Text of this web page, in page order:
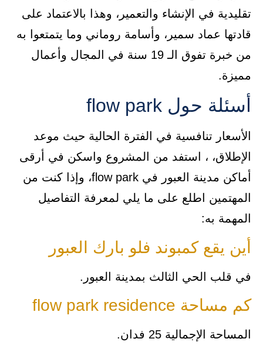
تقليدية في الإنشاء والتعمير، وهذا بالاعتماد على
قادتها عماد سمير، وأسامة روماني وما يتمتعوا به
من خبرة تفوق الـ 19 سنة في المجال وأعمال
مميزة.
أسئلة حول flow park
الأسعار تنافسية في الفترة الحالية حيث موعد
الإطلاق، ، استفد من المشروع واسكن في أرقى
أماكن مدينة العبور في flow park، وإذا كنت من
المهتمين اطلع على ما يلي لمعرفة التفاصيل
المهمة به:
أين يقع كمبوند فلو بارك العبور
في قلب الحي الثالث بمدينة العبور.
كم مساحة flow park residence
المساحة الإجمالية 25 فدان.